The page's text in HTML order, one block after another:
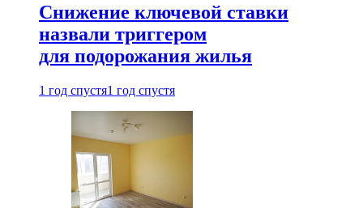
Снижение ключевой ставки
назвали триггером
для подорожания жилья
1 год спустя1 год спустя